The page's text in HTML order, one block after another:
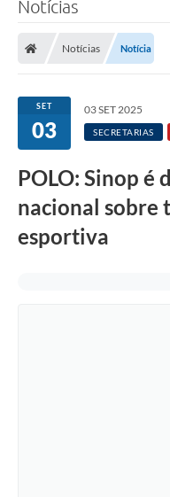
Notícias
Notícias Notícia
SET
03
03 SET 2025
SECRETARIAS
POLO: Sinop é
nacional sobre
esportiva